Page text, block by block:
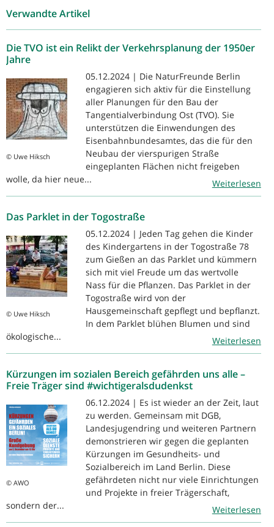
Verwandte Artikel
Die TVO ist ein Relikt der Verkehrsplanung der 1950er
Jahre
© Uwe Hiksch
05.12.2024 | Die NaturFreunde Berlin
engagieren sich aktiv für die Einstellung
aller Planungen für den Bau der
Tangentialverbindung Ost (TVO). Sie
unterstützen die Einwendungen des
Eisenbahnbundesamtes, das die für den
Neubau der vierspurigen Straße
eingeplanten Flächen nicht freigeben
wolle, da hier neue...
Weiterlesen
Das Parklet in der Togostraße
© Uwe Hiksch
05.12.2024 | Jeden Tag gehen die Kinder
des Kindergartens in der Togostraße 78
zum Gießen an das Parklet und kümmern
sich mit viel Freude um das wertvolle
Nass für die Pflanzen. Das Parklet in der
Togostraße wird von der
Hausgemeinschaft gepflegt und bepflanzt.
In dem Parklet blühen Blumen und sind
ökologische...
Weiterlesen
Kürzungen im sozialen Bereich gefährden uns alle –
Freie Träger sind #wichtigeralsdudenkst
© AWO
06.12.2024 | Es ist wieder an der Zeit, laut
zu werden. Gemeinsam mit DGB,
Landesjugendring und weiteren Partnern
demonstrieren wir gegen die geplanten
Kürzungen im Gesundheits- und
Sozialbereich im Land Berlin. Diese
gefährdeten nicht nur viele Einrichtungen
und Projekte in freier Trägerschaft,
sondern der...
Weiterlesen